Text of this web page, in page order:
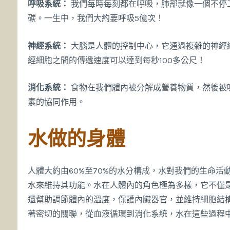
呼吸系統： 我們每時每刻都在呼吸，肺部就像一個不
碳。一生中，我們大約要呼吸5億次！
神經系統： 大腦是人體的控制中心，它通過複雜的神
經細胞之間的傳遞速度可以達到每秒100多公尺！
消化系統： 食物在我們體內被分解成營養物質，然後
素的協同作用。
水做的身體
人體大約由60%至70%的水分構成，水對我們的生命活
水來維持其功能。水在人體內的角色極為多樣，它不
還幫助調節體內的溫度，保護內臟器官，並維持細胞
著密切的關聯，從血液循環到消化系統，水在這些過程